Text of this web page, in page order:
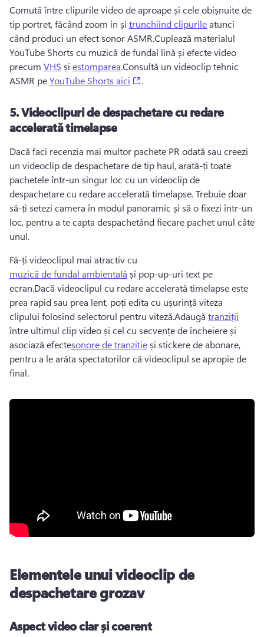
Comută între clipurile video de aproape și cele obișnuite de
tip portret, făcând zoom in și trunchiind clipurile atunci
când produci un efect sonor ASMR.
YouTube Shorts cu muzică de fundal lină și efecte video
precum VHS și estomparea.Consultă un videoclip tehnic
ASMR pe YouTube Shorts aici .
5.Videoclipuri de despachetare cu redare
accelerată timelapse
Dacă faci recenzia mai multor pachete PR odată sau creezi
un videoclip de despachetare de tip haul, arată-ți toate
pachetele într-un singur loc cu un videoclip de
despachetare cu redare accelerată timelapse. Trebuie doar
să-ți setezi camera în modul panoramic și să o fixezi într-un
loc, pentru a te capta despachetând fiecare pachet unul câte
unul.
Fă-ți videoclipul mai atractiv cu
muzică de fundal ambientală și pop-up-uri text pe
ecran.Dacă videoclipul cu redare accelerată timelapse este
prea rapid sau prea lent, poți edita cu ușurință viteza
clipului folosind selectorul pentru viteză.Adaugă tranziții
între ultimul clip video și cel cu secvențe de încheiere și
asociază efectesonore de tranziție și stickere de abonare,
pentru a le arăta spectatorilor că videoclipul se apropie de
final.
Elementele unui videoclip de
despachetare grozav
Aspect video clar și coerent